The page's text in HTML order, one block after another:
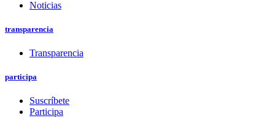
Noticias
transparencia
Transparencia
participa
Suscríbete
Participa